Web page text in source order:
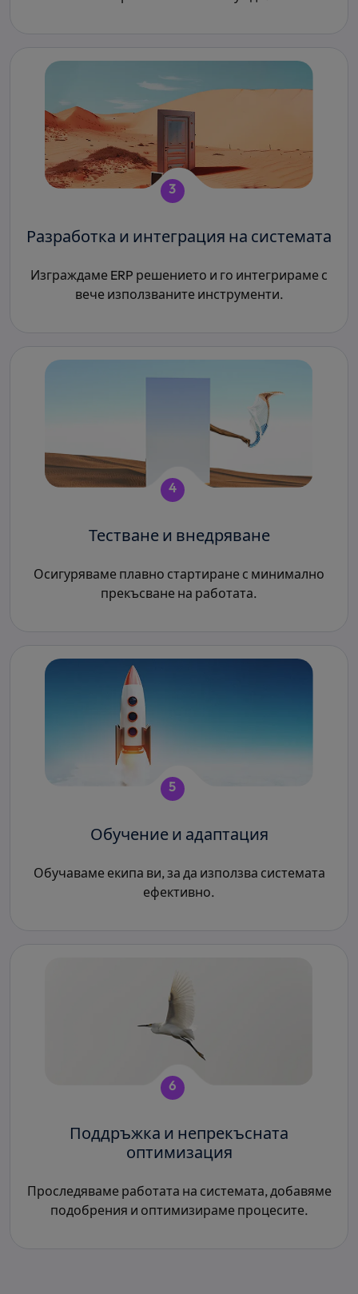
3
Разработка и интеграция на системата
Изграждаме ERP решението и го интегрираме с
вече използваните инструменти.
4
Тестване и внедряване
Осигуряваме плавно стартиране с минимално
прекъсване на работата.
5
Обучение и адаптация
Обучаваме екипа ви, за да използва системата
ефективно.
6
Поддръжка и непрекъсната
оптимизация
Проследяваме работата на системата, добавяме
подобрения и оптимизираме процесите.